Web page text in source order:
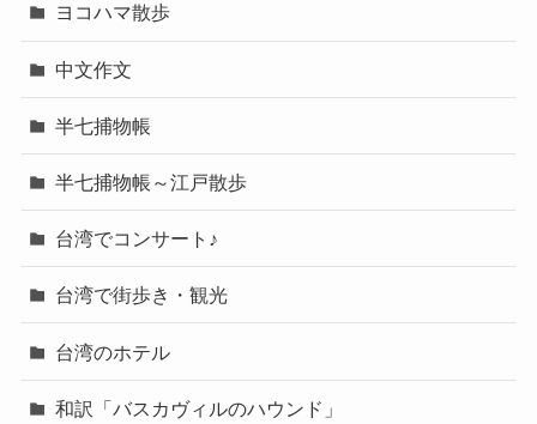
ヨコハマ散歩
中文作文
半七捕物帳
半七捕物帳～江戸散歩
台湾でコンサート♪
台湾で街歩き・観光
台湾のホテル
和訳「バスカヴィルのハウンド」